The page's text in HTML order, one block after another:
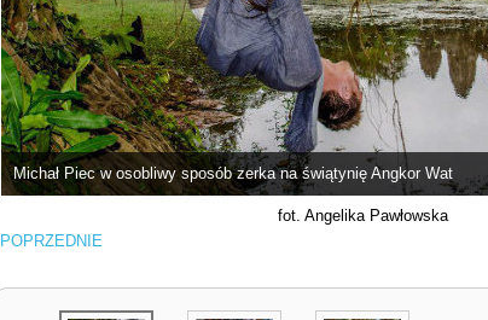
Michał Piec w osobliwy sposób zerka na świątynię Angkor Wat
fot. Angelika Pawłowska
POPRZEDNIE